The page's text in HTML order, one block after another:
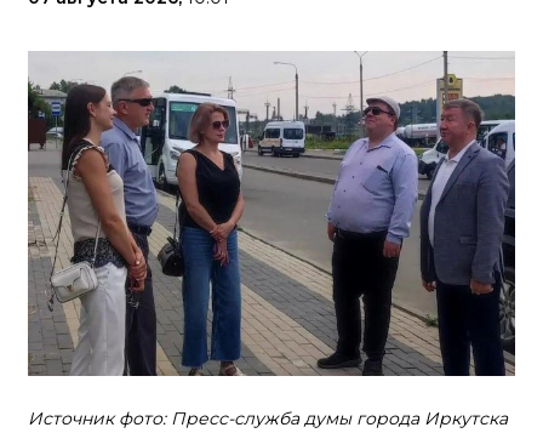
Источник фото: Пресс-служба думы города Иркутска